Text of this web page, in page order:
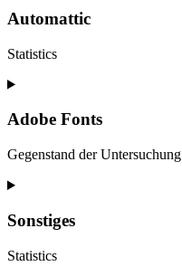
service
js
Automattic
Statistics
Consent
service
Adobe Fonts
Gegenstand der Untersuchung
Consent
service
fonts
Sonstiges
Statistics